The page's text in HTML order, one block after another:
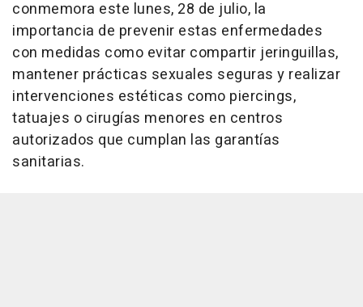
conmemora este lunes, 28 de julio, la
importancia de prevenir estas enfermedades
con medidas como evitar compartir jeringuillas,
mantener prácticas sexuales seguras y realizar
intervenciones estéticas como piercings,
tatuajes o cirugías menores en centros
autorizados que cumplan las garantías
sanitarias.